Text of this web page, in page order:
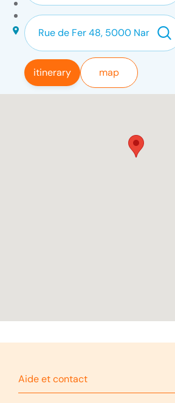
itinerary map
Aide et contact